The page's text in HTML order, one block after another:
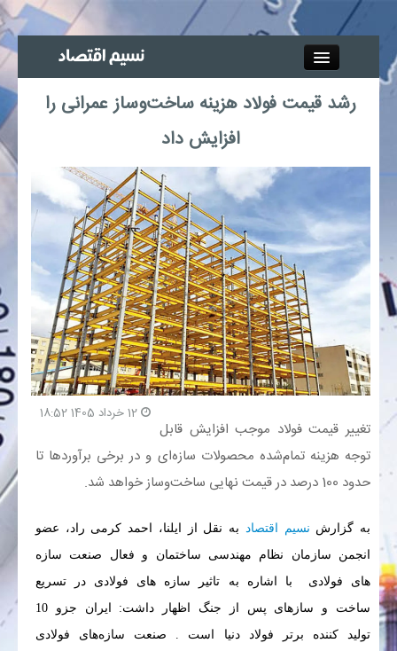
جذب خبرنگار
آگهی استخدام
پیوند‌ها
چند رسانه‌ای
اجتماعی
صنعت معدن و تجارت
بیمه و بورس
بانک
انرژی
اقتصاد
رشد قیمت فولاد هزینه ساخت‌وساز عمرانی را
افزایش داد
تغییر قیمت فولاد موجب افزایش قابل
توجه هزینه تمام‌شده محصولات سازه‌ای و در برخی برآوردها تا
حدود 100 درصد در قیمت نهایی ساخت‌وساز خواهد شد.
به گزارش نسیم اقتصاد
به نقل از ایلنا، احمد کرمی راد، عضو
انجمن سازمان نظام مهندسی ساختمان و فعال صنعت سازه
های فولادی با اشاره به تاثیر سازه های فولادی در تسریع
ساخت و سازهای پس از جنگ اظهار داشت: ایران جزو 10
تولید کننده برتر فولاد دنیا است . صنعت سازه‌های فولادی